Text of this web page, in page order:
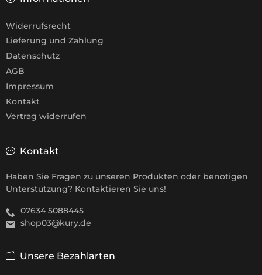
Widerrufsrecht
Lieferung und Zahlung
Datenschutz
AGB
Impressum
Kontakt
Vertrag widerrufen
Kontakt
Haben Sie Fragen zu unseren Produkten oder benötigen
Unterstützung? Kontaktieren Sie uns!
07634 5088445
shop03@kury.de
Unsere Bezahlarten